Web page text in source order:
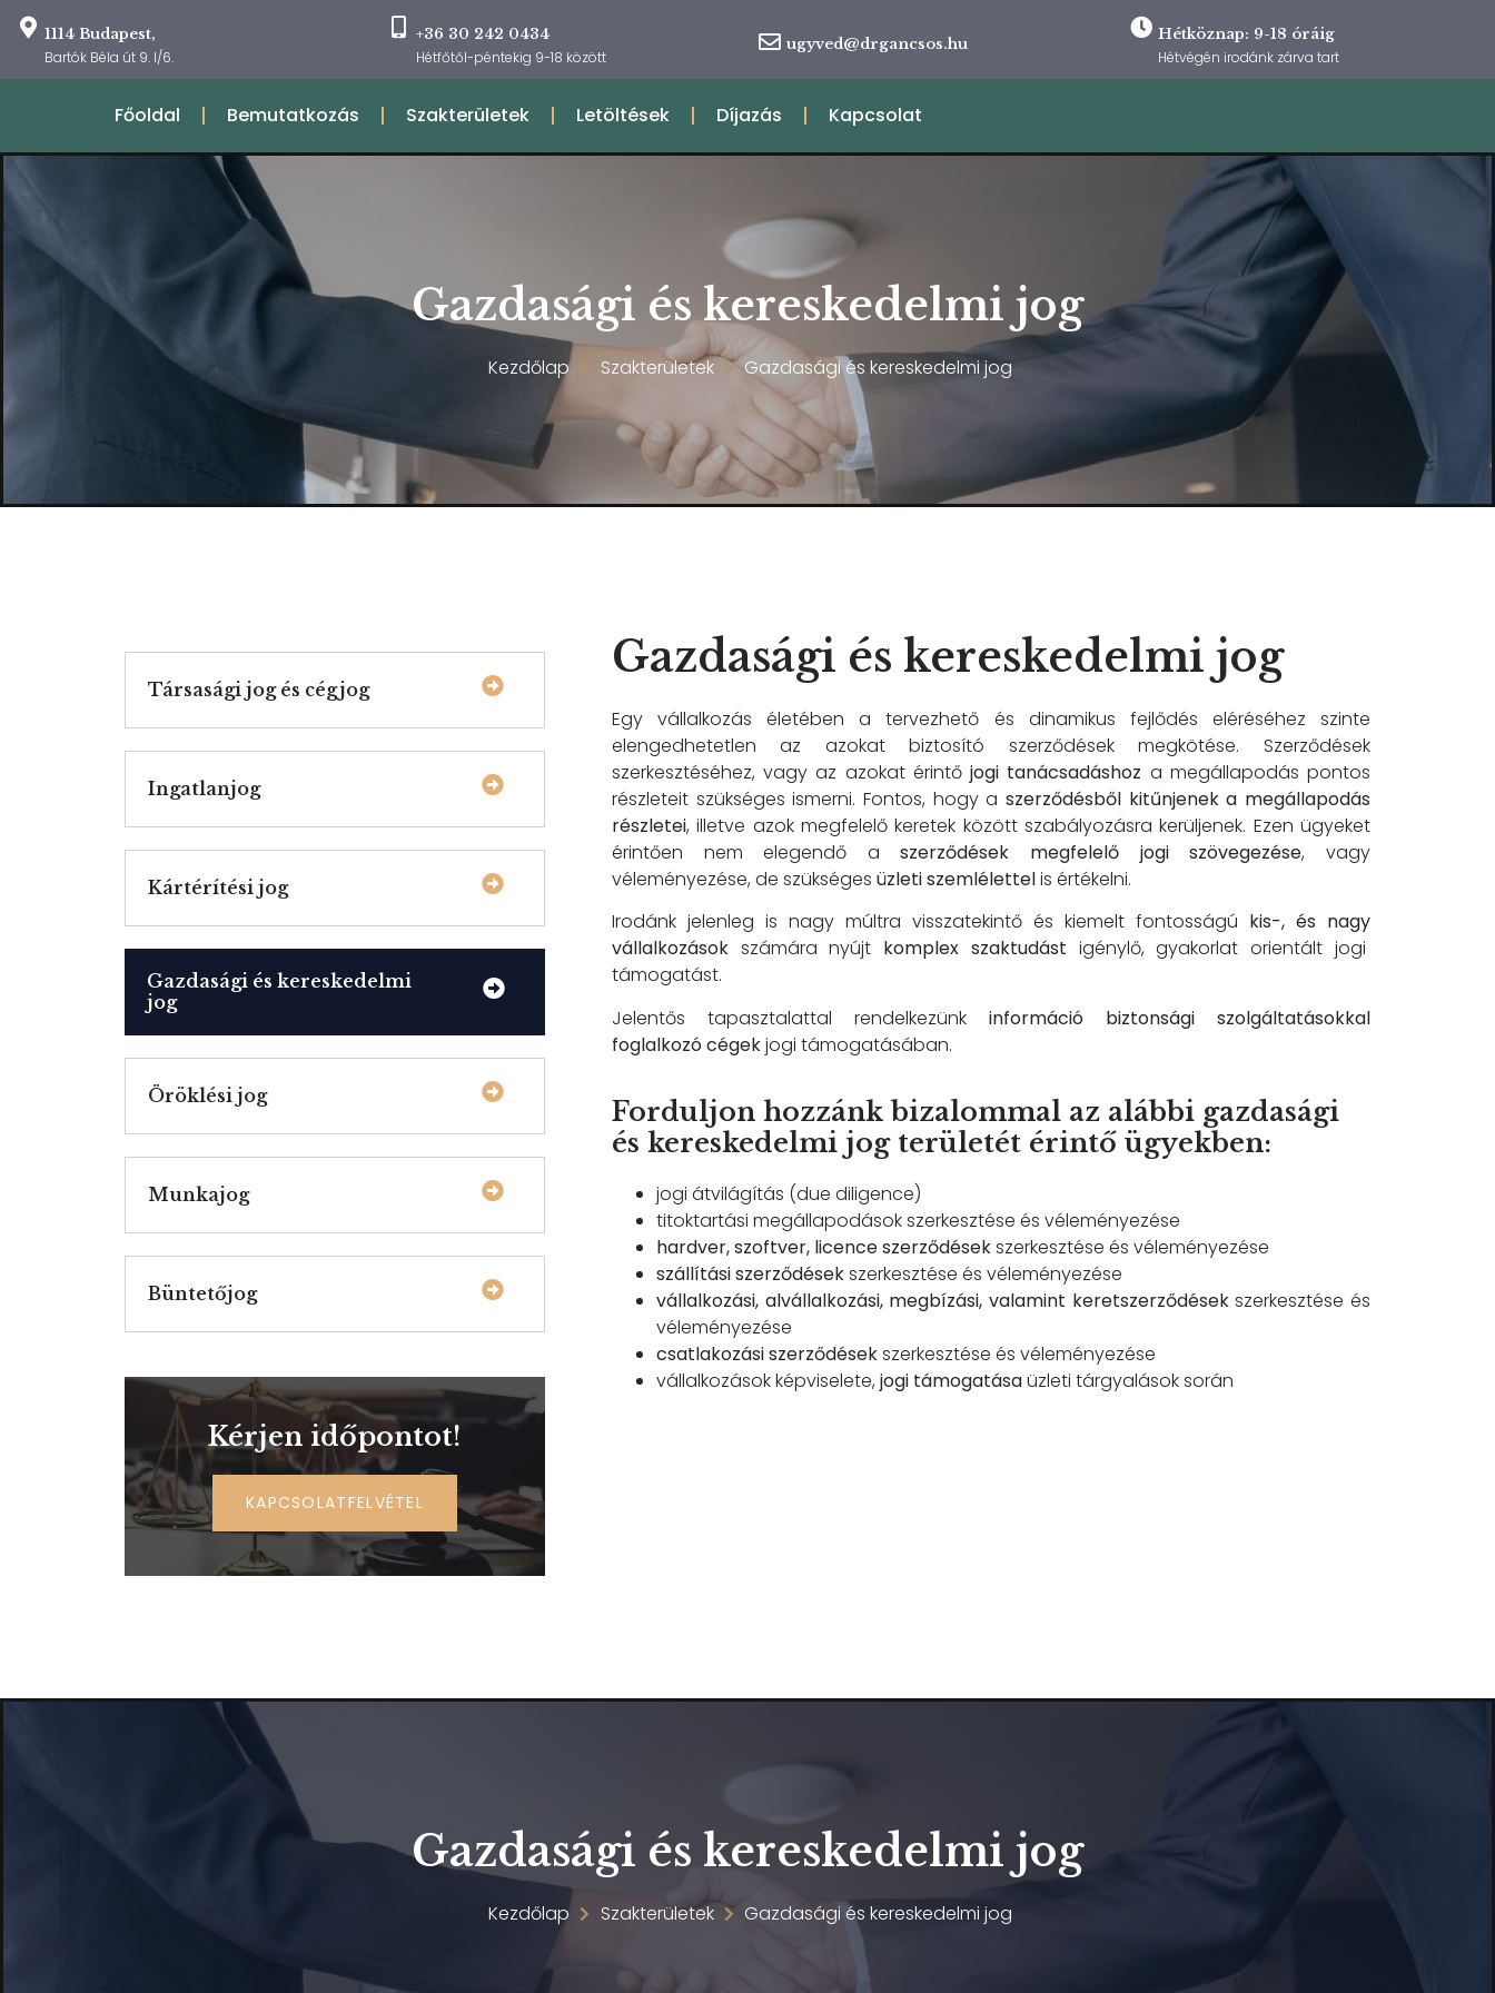
1114 Budapest,
Bartók Béla út 9. I/6.
+36 30 242 0434
Hétfőtől-péntekig 9-18 között
ugyved@drgancsos.hu
Hétköznap: 9-18 óráig
Hétvégén irodánk zárva tart
Főoldal Bemutatkozás Szakterületek Letöltések Díjazás Kapcsolat
Gazdasági és kereskedelmi jog
Kezdőlap Szakterületek Gazdasági és kereskedelmi jog
Társasági jog és cégjog
Ingatlanjog
Kártérítési jog
Gazdasági és kereskedelmi
jog
Öröklési jog
Munkajog
Büntetőjog
Kérjen időpontot!
KAPCSOLATFELVÉTEL
Gazdasági és kereskedelmi jog
Egy vállalkozás életében a tervezhető és dinamikus fejlődés eléréséhez szinte
elengedhetetlen az azokat biztosító szerződések megkötése. Szerződések
szerkesztéséhez, vagy az azokat érintőjogi tanácsadáshoz a megállapodás pontos
részleteit szükséges ismerni. Fontos, hogy a szerződésből kitűnjenek a megállapodás
részletei, illetve azok megfelelő keretek között szabályozásra kerüljenek. Ezen ügyeket
érintően nem elegendő aszerződések megfelelő jogi szövegezése, vagy
véleményezése, de szükséges üzleti szemlélettelis értékelni.
Irodánk jelenleg is nagy múltra visszatekintő és kiemelt fontosságú kis-, és nagy
vállalkozások számára nyújt komplex szaktudást igénylő, gyakorlat orientált jogi
támogatást.
Jelentős tapasztalattal rendelkezünk információ biztonsági szolgáltatásokkal
foglalkozó cégekjogi támogatásában.
Forduljon hozzánk bizalommal az alábbi gazdasági
és kereskedelmi jog területét érintő ügyekben:
jogi átvilágítás (due diligence)
titoktartási megállapodások szerkesztése és véleményezése
hardver, szoftver, licence szerződésekszerkesztése és véleményezése
szállítási szerződésekszerkesztése és véleményezése
vállalkozási, alvállalkozási, megbízási, valamint keretszerződésekszerkesztése és
véleményezése
csatlakozási szerződésekszerkesztése és véleményezése
vállalkozások képviselete, jogi támogatásaüzleti tárgyalások során
Gazdasági és kereskedelmi jog
Kezdőlap Szakterületek Gazdasági és kereskedelmi jog